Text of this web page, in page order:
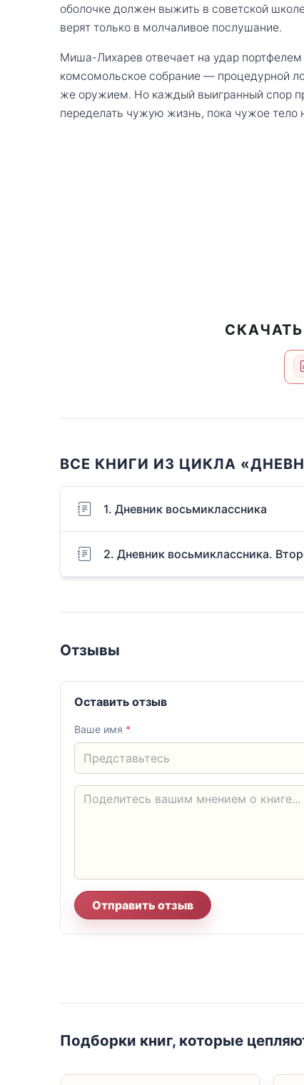
оболочке должен выжить в советской
верят только в молчаливое послушание.
Миша-Лихарев отвечает на удар
комсомольское собрание — процедурной
же оружием. Но каждый выигранный спор
переделать чужую жизнь, пока чужое тело
ВСЕ КНИГИ ИЗ ЦИКЛА
1. Дневник восьмиклассника
2. Дневник восьмиклассника.
Отзывы
Оставить отзыв
Ваше имя *
Отправить отзыв
Подборки книг, которые